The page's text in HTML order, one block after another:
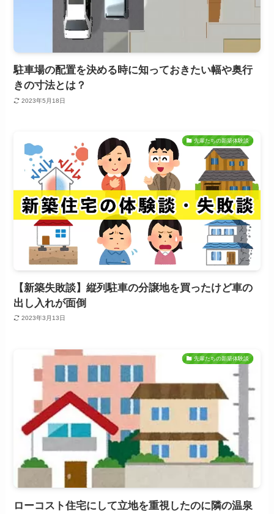
駐車場の配置を決める時に知っておきたい幅や奥行
きの寸法とは？
2023年5月18日
先輩たちの新築体験談
【新築失敗談】縦列駐車の分譲地を買ったけど車の
出し入れが面倒
2023年3月13日
先輩たちの新築体験談
ローコスト住宅にして立地を重視したのに隣の温泉